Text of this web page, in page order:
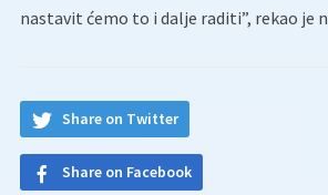
nastavit ćemo to i dalje raditi”, rekao je
Share on Twitter
Share on Facebook